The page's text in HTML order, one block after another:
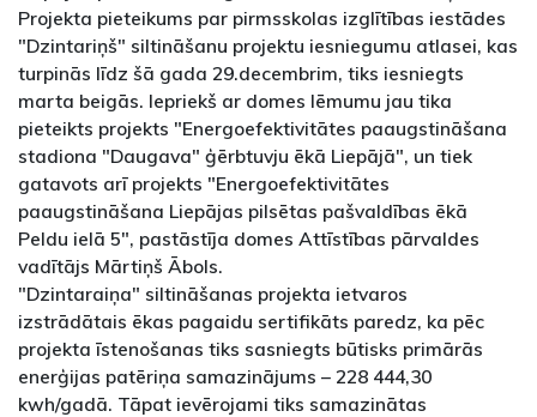
Projekta pieteikums par pirmsskolas izglītības iestādes
"Dzintariņš" siltināšanu projektu iesniegumu atlasei, kas
turpinās līdz šā gada 29.decembrim, tiks iesniegts
marta beigās. Iepriekš ar domes lēmumu jau tika
pieteikts projekts "Energoefektivitātes paaugstināšana
stadiona "Daugava" ģērbtuvju ēkā Liepājā", un tiek
gatavots arī projekts "Energoefektivitātes
paaugstināšana Liepājas pilsētas pašvaldības ēkā
Peldu ielā 5", pastāstīja domes Attīstības pārvaldes
vadītājs Mārtiņš Ābols.
"Dzintaraiņa" siltināšanas projekta ietvaros
izstrādātais ēkas pagaidu sertifikāts paredz, ka pēc
projekta īstenošanas tiks sasniegts būtisks primārās
enerģijas patēriņa samazinājums – 228 444,30
kwh/gadā. Tāpat ievērojami tiks samazinātas